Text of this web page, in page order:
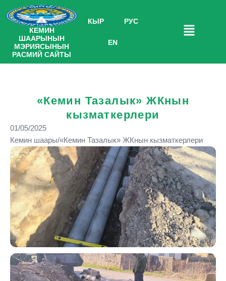
КЕМИН
ШААРЫНЫН
МЭРИЯСЫНЫН
РАСМИЙ САЙТЫ
КЫР РУС
EN
«Кемин Тазалык» ЖКнын
кызматкерлери
01/05/2025
Кемин шаары/«Кемин Тазалык» ЖКнын кызматкерлери